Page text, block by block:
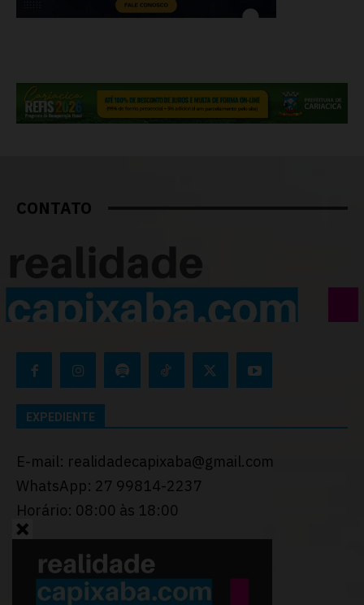
CONTATO
EXPEDIENTE
E-mail: realidadecapixaba@gmail.com
WhatsApp: 27 99814-2237
Horário: 08:00 às 18:00
Desenvolvido porThiago Programador